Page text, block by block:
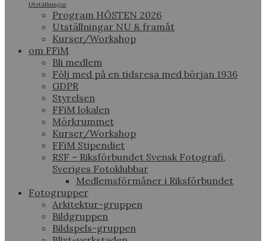
Utställningar
Program HÖSTEN 2026
Utställningar NU & framåt
Kurser/Workshop
om FFiM
Bli medlem
Följ med på en tidsresa med början 1936
GDPR
Styrelsen
FFiM lokalen
Mörkrummet
Kurser/Workshop
FFiM Stipendiet
RSF – Riksförbundet Svensk Fotografi,
Sveriges Fotoklubbar
Medlemsförmåner i Riksförbundet
Fotogrupper
Arkitektur-gruppen
Bildgruppen
Bildspels-gruppen